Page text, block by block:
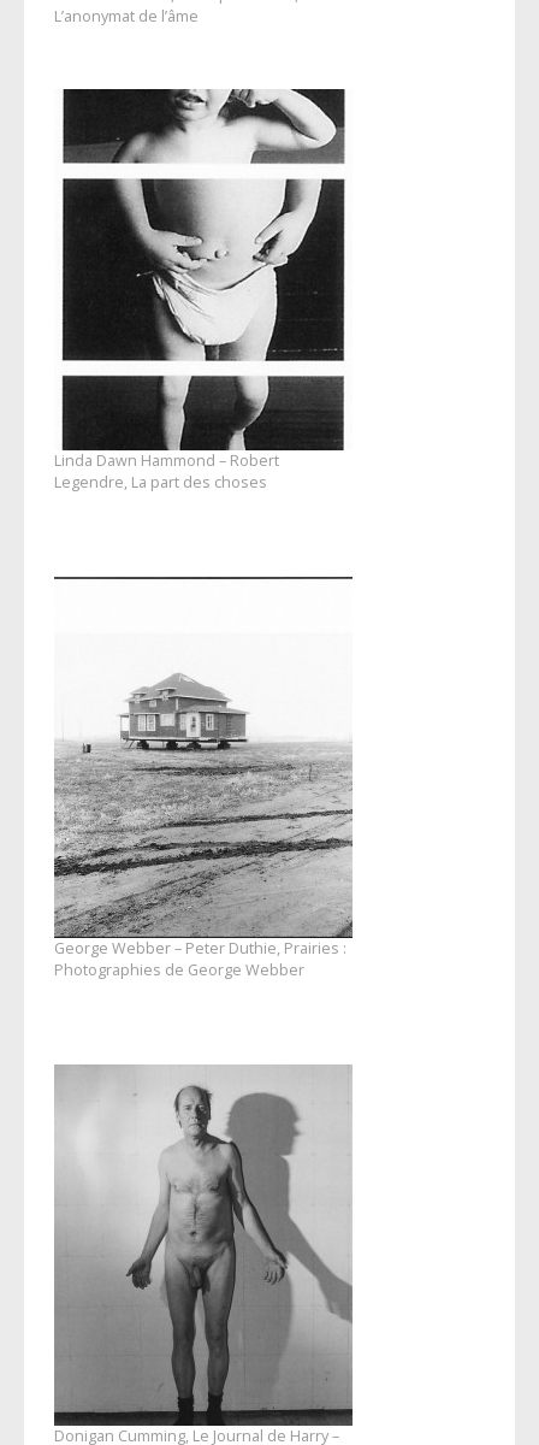
L’anonymat de l’âme
Linda Dawn Hammond – Robert
Legendre, La part des choses
George Webber – Peter Duthie, Prairies :
Photographies de George Webber
Donigan Cumming, Le Journal de Harry –